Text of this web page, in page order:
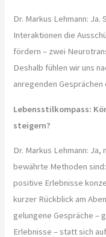
Dr. Markus Lehmann:
Interaktionen die
fördern – zwei
Deshalb fühlen wir uns
anregenden
Lebensstilkompass:
steigern?
Dr. Markus Lehmann:
bewährte Methoden
positive Erlebnisse
kurzer Rückblick am
gelungene Gespräche –
Erlebnisse – statt sich